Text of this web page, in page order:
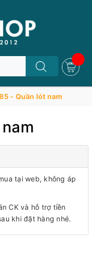
- Quần lót nam
tại web, không áp
CK và hỗ trợ tiền
khi đặt hàng nhé.